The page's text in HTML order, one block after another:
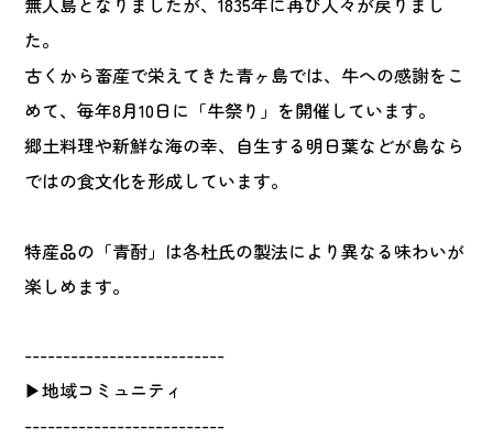
た。
古くから畜産で栄えてきた青ヶ島では、牛への感謝をこ
めて、毎年8月10日に「牛祭り」を開催しています。
郷土料理や新鮮な海の幸、自生する明日葉などが島なら
ではの食文化を形成しています。
特産品の「青酎」は各杜氏の製法により異なる味わいが
楽しめます。
--------------------------
▶地域コミュニティ
--------------------------